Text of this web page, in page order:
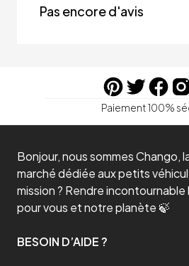
Pas encore d'avis
Paiement 100%
Bonjour, nous sommes Chango,
marché dédiée aux petits
mission ? Rendre
pour vous et notre planète 🍃
BESOIN D’AIDE ?